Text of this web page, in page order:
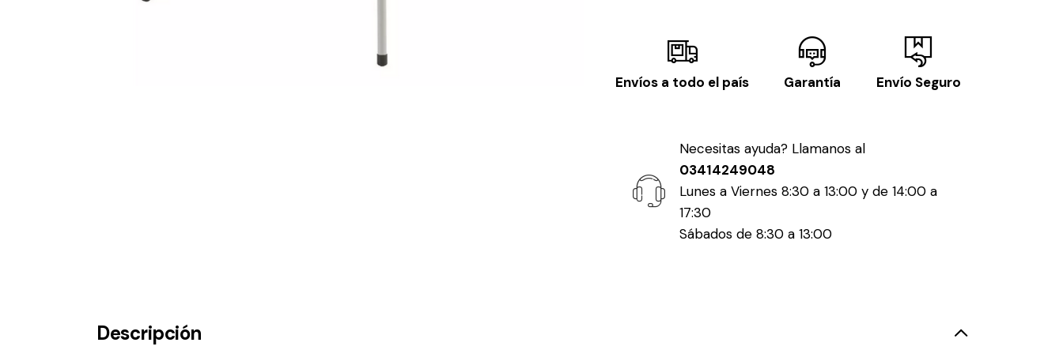
Envíos a todo el país Garantía Envío Seguro
Necesitas ayuda? Llamanos al
03414249048
Lunes a Viernes 8:30 a 13:00 y de 14:00 a
17:30
Sábados de 8:30 a 13:00
Descripción